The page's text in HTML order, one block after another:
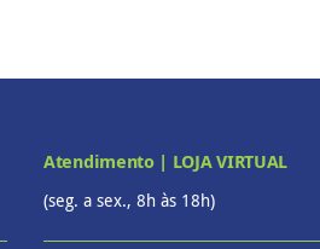
Atendimento | LOJA VIRTUAL
(seg. a sex., 8h às 18h)